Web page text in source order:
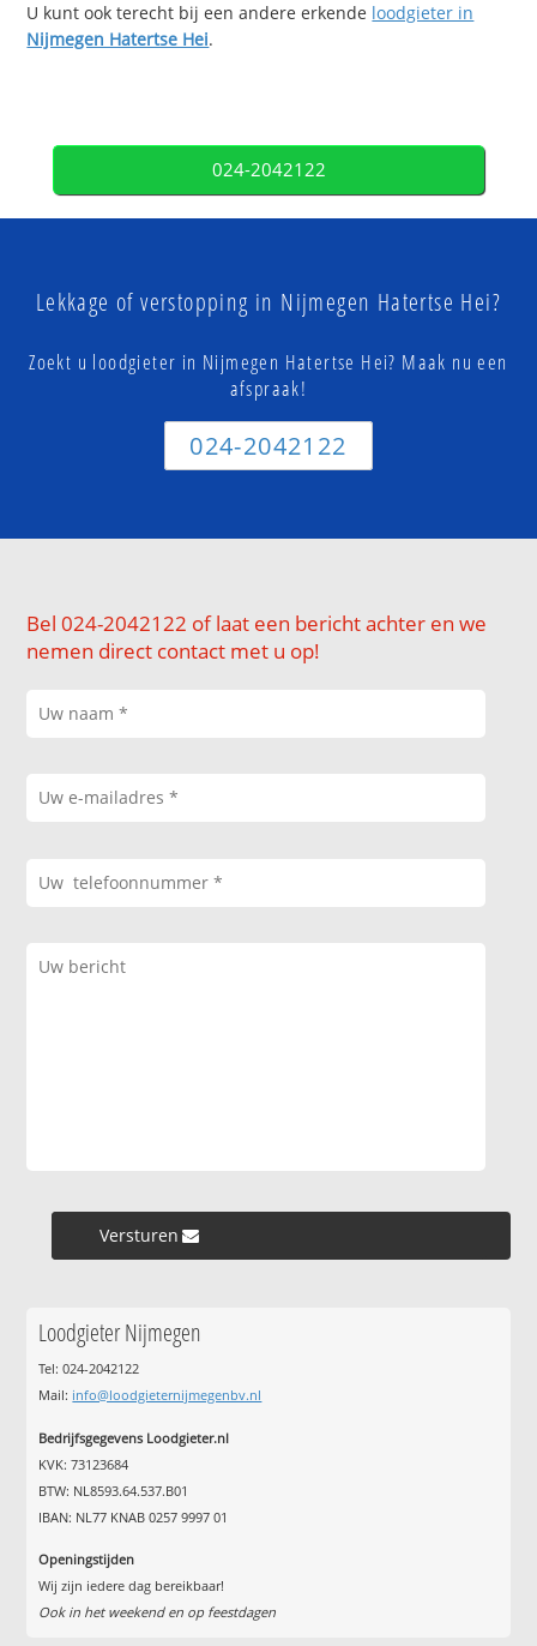
U kunt ook terecht bij een andere erkende loodgieter in
Nijmegen Hatertse Hei.
024-2042122
Lekkage of verstopping in Nijmegen Hatertse Hei?
Zoekt u loodgieter in Nijmegen Hatertse Hei? Maak nu een
afspraak!
024-2042122
Bel 024-2042122 of laat een bericht achter en we
nemen direct contact met u op!
Versturen »
Loodgieter Nijmegen
Tel: 024-2042122
Mail: info@loodgieternijmegenbv.nl
Bedrijfsgegevens Loodgieter.nl
KVK: 73123684
BTW: NL8593.64.537.B01
IBAN: NL77 KNAB 0257 9997 01
Openingstijden
Wij zijn iedere dag bereikbaar!
Ook in het weekend en op feestdagen